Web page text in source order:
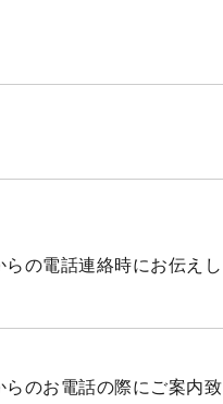
らの電話連絡時にお伝え
のお電話の際にご案内致